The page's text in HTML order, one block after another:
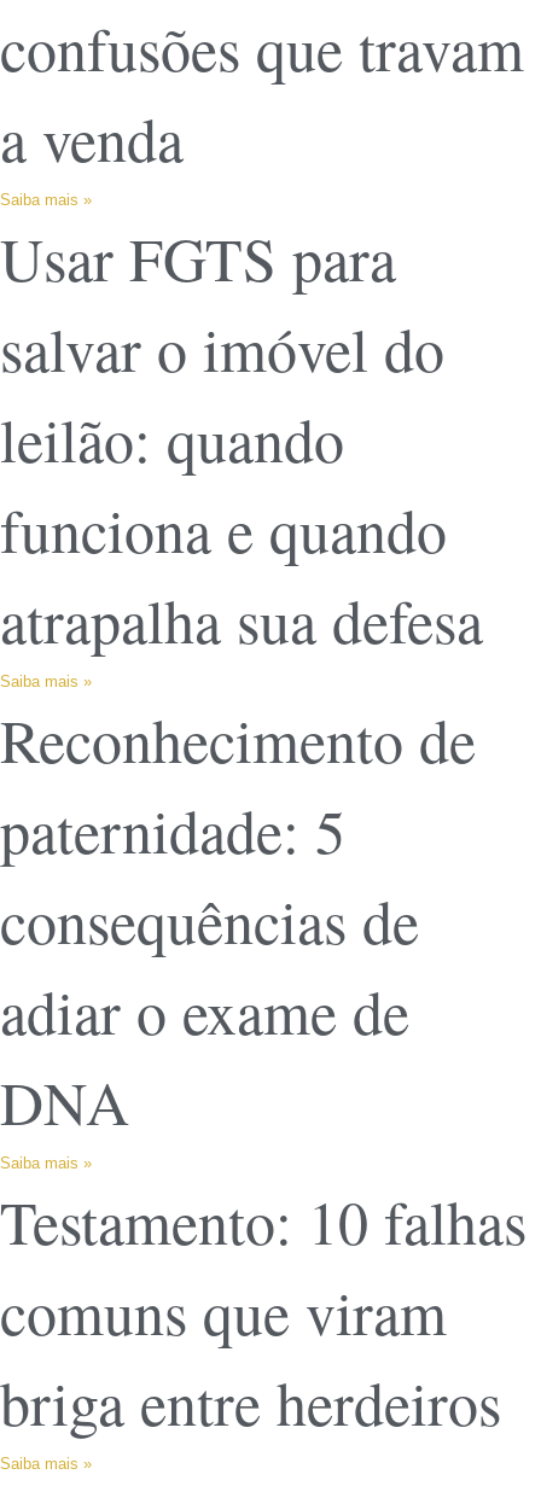
confusões que travam
a venda
Saiba mais »
Usar FGTS para
salvar o imóvel do
leilão: quando
funciona e quando
atrapalha sua defesa
Saiba mais »
Reconhecimento de
paternidade: 5
consequências de
adiar o exame de
DNA
Saiba mais »
Testamento: 10 falhas
comuns que viram
briga entre herdeiros
Saiba mais »